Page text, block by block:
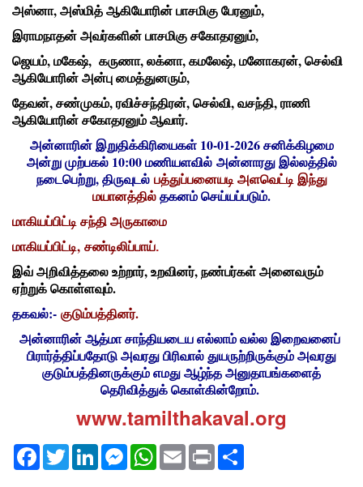
அஸ்னா, அஸ்மித் ஆகியோரின் பாசமிகு பேரனும்,
இராமநாதன் அவர்களின் பாசமிகு சகோதரனும்,
ஜெயம், மகேஷ், கருணா, லக்னா, கமலேஷ், மனோகரன், செல்வி
ஆகியோரின் அன்பு மைத்துனரும்,
தேவன், சண்முகம், ரவிச்சந்திரன், செல்வி, வசந்தி, ராணி
ஆகியோரின் சகோதரனும் ஆவார்.
அன்னாரின் இறுதிக்கிரியைகள் 10-01-2026 சனிக்கிழமை
அன்று முற்பகல் 10:00 மணியளவில் அன்னாரது இல்லத்தில்
நடைபெற்று, திருவுடல் பத்துப்பனையடி அளவெட்டி இந்து
மயானத்தில்தகனம் செய்யப்படும்.
மாகியப்பிட்டி சந்தி அருகாமை
மாகியப்பிட்டி, சண்டிலிப்பாய்.
இவ் அறிவித்தலை உற்றார், உறவினர், நண்பர்கள் அனைவரும்
ஏற்றுக் கொள்ளவும்.
தகவல்:- குடும்பத்தினர்.
அன்னாரின் ஆத்மா சாந்தியடைய எல்லாம் வல்ல இறைவனைப்
பிரார்த்திப்பதோடு அவரது பிரிவால் துயருற்றிருக்கும் அவரது
குடும்பத்தினருக்கும் எமது ஆழ்ந்த அனுதாபங்களைத்
தெரிவித்துக் கொள்கின்றோம்.
www.tamilthakaval.org
FacebookTwitterLinkedInMessengerWhatsApp
Email Print